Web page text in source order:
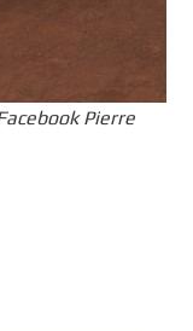
Pierre